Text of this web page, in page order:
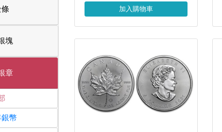
塊
章
銀幣
加入購物車